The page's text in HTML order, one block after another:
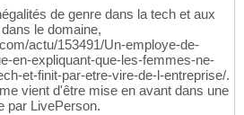
de genre dans la tech et aux
le domaine,
actu/153491/Un-employe-de-
en-expliquant-que-les-femmes-ne-
et-finit-par-etre-vire-de-l-entreprise/.
vient d'être mise en avant dans une
par LivePerson.